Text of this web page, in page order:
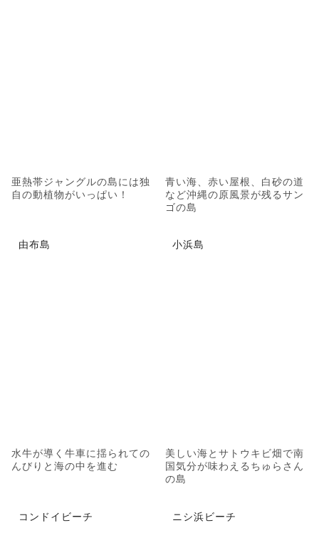
亜熱帯ジャングルの島には独
自の動植物がいっぱい！
青い海、赤い屋根、白砂の道
など沖縄の原風景が残るサン
ゴの島
由布島
水牛が導く牛車に揺られての
んびりと海の中を進む
小浜島
美しい海とサトウキビ畑で南
国気分が味わえるちゅらさん
の島
コンドイビーチ ニシ浜ビーチ